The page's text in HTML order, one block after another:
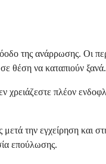
της ανάρρωσης. Οι
θέση να καταπιούν ξανά.
χρειάζεστε πλέον
την εγχείρηση και
επούλωσης.